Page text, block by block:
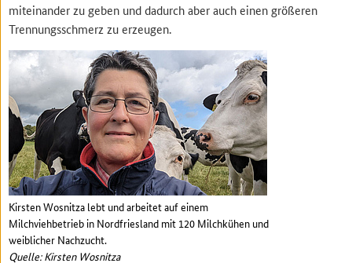
miteinander zu geben und dadurch aber auch einen größeren
Trennungsschmerz zu erzeugen.
Kirsten Wosnitza lebt und arbeitet auf einem
Milchviehbetrieb in Nordfriesland mit 120 Milchkühen und
weiblicher Nachzucht.
Quelle: Kirsten Wosnitza